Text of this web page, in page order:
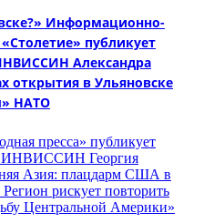
Информационно-
публикует
Александра
открытия в Ульяновске
НАТО